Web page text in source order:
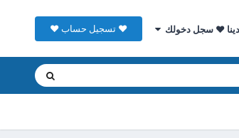
♥ سجل دخولك ♥ تسجيل حساب ♥